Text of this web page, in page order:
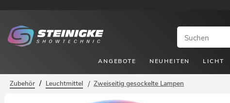
ANGEBOTE NEUHEITEN LICHT
Zubehör / Leuchtmittel / Zweiseitig gesockelte Lampen